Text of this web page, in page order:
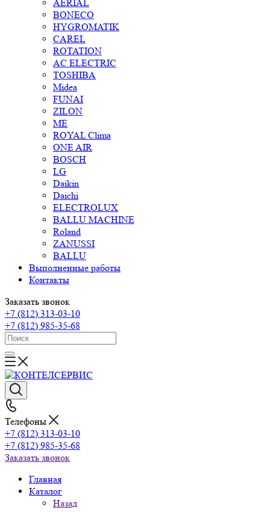
AERIAL
BONECO
HYGROMATIK
CAREL
ROTATION
AC ELECTRIC
TOSHIBA
Midea
FUNAI
ZILON
ME
ROYAL Clima
ONE AIR
BOSCH
LG
Daikin
Daichi
ELECTROLUX
BALLU MACHINE
Roland
ZANUSSI
BALLU
Выполненные работы
Контакты
Заказать звонок
+7 (812) 313-03-10
+7 (812) 985-35-68
Телефоны
+7 (812) 313-03-10
+7 (812) 985-35-68
Заказать звонок
Главная
Каталог
Назад